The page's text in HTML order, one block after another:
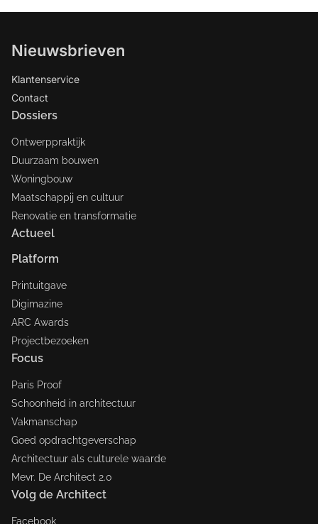
Nieuwsbrieven
Klantenservice
Contact
Dossiers
Ontwerppraktijk
Duurzaam bouwen
Woningbouw
Maatschappij en cultuur
Renovatie en transformatie
Actueel
Platform
Printuitgave
Digimazine
ARC Awards
Projectbezoeken
Focus
Paris Proof
Schoonheid in architectuur
Vakmanschap
Goed opdrachtgeverschap
Architectuur als culturele waarde
Mevr. De Architect 2.0
Volg de Architect
Facebook